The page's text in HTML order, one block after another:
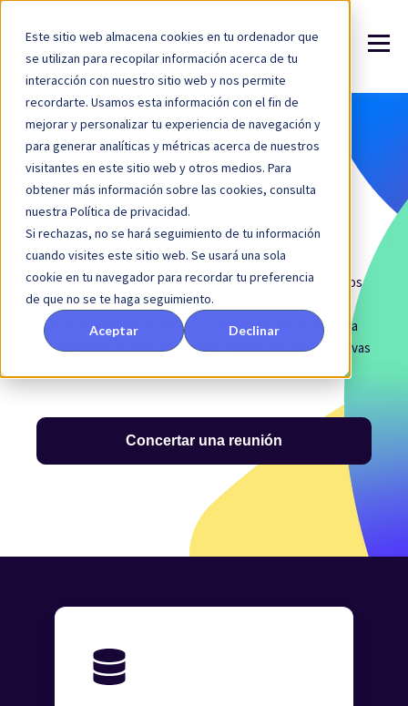
Este sitio web almacena cookies en tu ordenador que
se utilizan para recopilar información acerca de tu
interacción con nuestro sitio web y nos permite
recordarte. Usamos esta información con el fin de
mejorar y personalizar tu experiencia de navegación y
para generar analíticas y métricas acerca de nuestros
visitantes en este sitio web y otros medios. Para
obtener más información sobre las cookies, consulta
nuestra Política de privacidad.
Si rechazas, no se hará seguimiento de tu información
cuando visites este sitio web. Se usará una sola
cookie en tu navegador para recordar tu preferencia
de que no se te haga seguimiento.
Aceptar Declinar
Centraliza tus datos
para conocer mejor a
tu público
Reúna todos tus datos de contacto en una base de datos
unificada para conocer mejor a tu audiencia.
Gracias a Arenametrix CRM, tu segmentación se optimiza
y el targeting es más pertinente. Podrás desarrollar nuevas
Concertar una reunión